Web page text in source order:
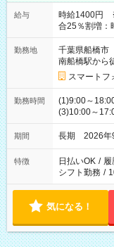
給与
時給1400円
合25％割増：
勤務地
千葉県船橋市
南船橋駅から
スマートフ
勤務時間
(1)9:00～
(3)10:00～
期間 長期 2026年
特徴 日払いOK / 履
シフト勤務 /
気になる！